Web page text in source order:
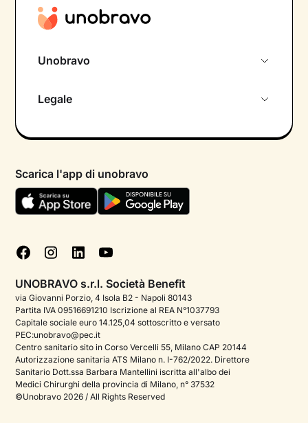
Unobravo
Psicologo in chat
Aiuto urgente
FAQ
Podcast di psicologia
Corporate
Psicologo italiano all'estero
Approfondimenti sulla salute mentale
Sala stampa
Legale
Termini e condizioni
Informativa Privacy
Cookie policy
Gestisci cookie
Scarica l'app di unobravo
UNOBRAVO s.r.l. Società Benefit
via Giovanni Porzio, 4 Isola B2 - Napoli 80143
Partita IVA 09516691210 Iscrizione al REA N°1037793
Capitale sociale euro 14.125,04 sottoscritto e versato
PEC:unobravo@pec.it
Centro sanitario sito in Corso Vercelli 55, Milano CAP 20144
Autorizzazione sanitaria ATS Milano n. I-762/2022. Direttore
Sanitario Dott.ssa Barbara Mantellini iscritta all'albo dei
Medici Chirurghi della provincia di Milano, n° 37532
©Unobravo 2026 / All Rights Reserved